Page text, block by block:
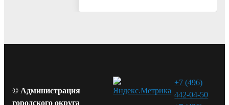
© Администрация
городского округа
+7 (496)
442-04-50